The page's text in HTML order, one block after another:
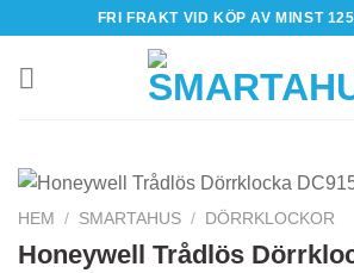
content
FRI FRAKT VID KÖP AV MINST
HEM / SMARTAHUS / DÖRRKLOCKOR
Honeywell Trådlös